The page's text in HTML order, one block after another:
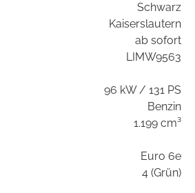
Schwarz
Kaiserslautern
ab sofort
LIMW9563
96 kW / 131 PS
Benzin
1.199 cm³
Euro 6e
4 (Grün)